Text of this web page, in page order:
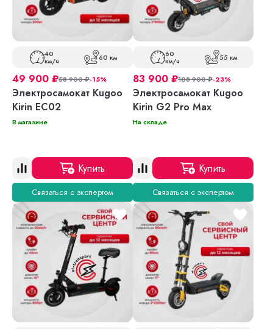
40
км/ч 60 км
49 900 ₽58 900₽-15%
Электросамокат Kugoo
Kirin EC02
В магазине
Купить
Связаться с экспертом
60
км/ч 55 км
83 900 ₽108 900₽-23%
Электросамокат Kugoo
Kirin G2 Pro Max
На складе
Купить
Связаться с экспертом